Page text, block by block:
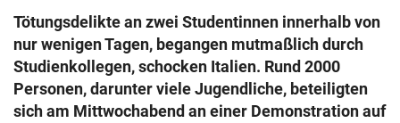
Tötungsdelikte an zwei Studentinnen innerhalb von
nur wenigen Tagen, begangen mutmaßlich durch
Studienkollegen, schocken Italien. Rund 2000
Personen, darunter viele Jugendliche, beteiligten
sich am Mittwochabend an einer Demonstration auf